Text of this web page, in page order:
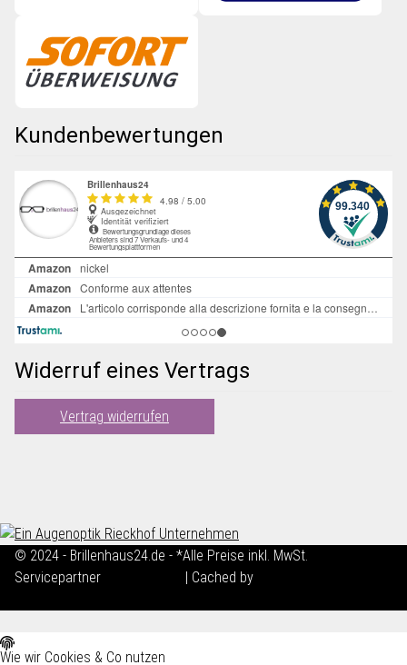
Kundenbewertungen
Widerruf eines Vertrags
Vertrag widerrufen
© 2024 - Brillenhaus24.de - *Alle Preise inkl. MwSt.
Servicepartner
| Cached by
Wie wir Cookies & Co nutzen